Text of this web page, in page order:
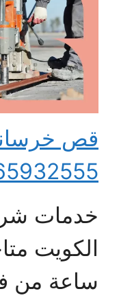
قص
65932555 فتح كور
خدمات
ساعة من